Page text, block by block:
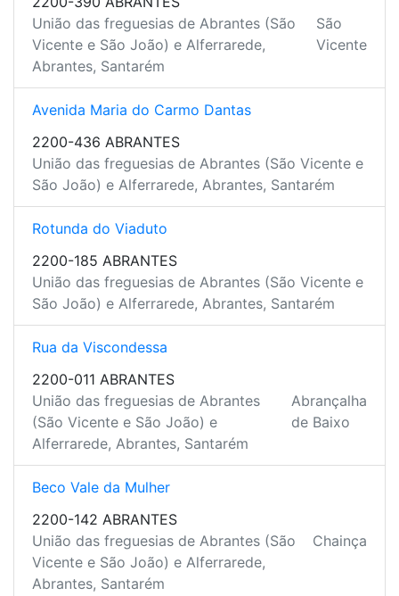
União das freguesias de Abrantes (São
Vicente e São João) e Alferrarede,
Abrantes, Santarém
São
Vicente
Avenida Maria do Carmo Dantas
2200-436 ABRANTES
União das freguesias de Abrantes (São Vicente e
São João) e Alferrarede, Abrantes, Santarém
Rotunda do Viaduto
2200-185 ABRANTES
União das freguesias de Abrantes (São Vicente e
São João) e Alferrarede, Abrantes, Santarém
Rua da Viscondessa
2200-011 ABRANTES
União das freguesias de Abrantes
(São Vicente e São João) e
Alferrarede, Abrantes, Santarém
Abrançalha
de Baixo
Beco Vale da Mulher
2200-142 ABRANTES
União das freguesias de Abrantes (São
Vicente e São João) e Alferrarede,
Abrantes, Santarém
Chainça